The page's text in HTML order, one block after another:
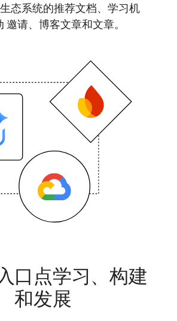
态系统的推荐文档、学习机
邀请、博客文章和文章。
口点学习、构建
和发展